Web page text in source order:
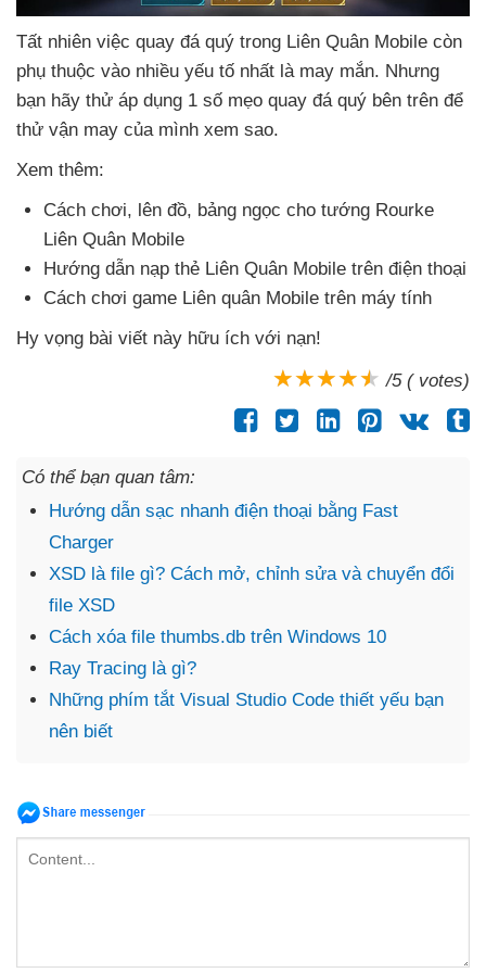
Tất nhiên việc quay đá quý trong Liên Quân Mobile còn
phụ thuộc vào nhiều yếu tố nhất là may mắn. Nhưng
bạn hãy thử áp dụng 1 số mẹo quay đá quý bên trên để
thử vận may của mình xem sao.
Xem thêm:
Cách chơi, lên đồ, bảng ngọc cho tướng Rourke
Liên Quân Mobile
Hướng dẫn nạp thẻ Liên Quân Mobile trên điện thoại
Cách chơi game Liên quân Mobile trên máy tính
Hy vọng bài viết này hữu ích với nạn!
/5 ( votes)
Có thể bạn quan tâm:
Hướng dẫn sạc nhanh điện thoại bằng Fast
Charger
XSD là file gì? Cách mở, chỉnh sửa và chuyển đổi
file XSD
Cách xóa file thumbs.db trên Windows 10
Ray Tracing là gì?
Những phím tắt Visual Studio Code thiết yếu bạn
nên biết